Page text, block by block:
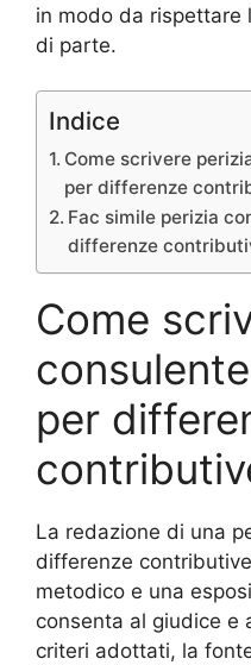
in modo da rispettare
di parte.
Indice
Come scrivere
per differenze
Fac simile perizia
differenze
Come
per
La redazione di una
differenze
metodico e una
consenta al giudice e
criteri adottati, la